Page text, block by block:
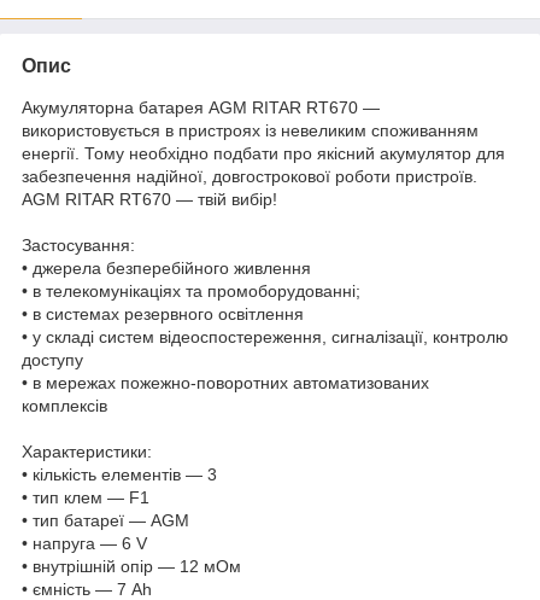
Опис
Акумуляторна батарея AGM RITAR RT670 —
використовується в пристроях із невеликим споживанням
енергії. Тому необхідно подбати про якісний акумулятор для
забезпечення надійної, довгострокової роботи пристроїв.
AGM RITAR RT670 — твій вибір!
Застосування:
• джерела безперебійного живлення
• в телекомунікаціях та промоборудованні;
• в системах резервного освітлення
• у складі систем відеоспостереження, сигналізації, контролю
доступу
• в мережах пожежно-поворотних автоматизованих
комплексів
Характеристики:
• кількість елементів — 3
• тип клем — F1
• тип батареї — AGM
• напруга — 6 V
• внутрішній опір — 12 мОм
• ємність — 7 Ah